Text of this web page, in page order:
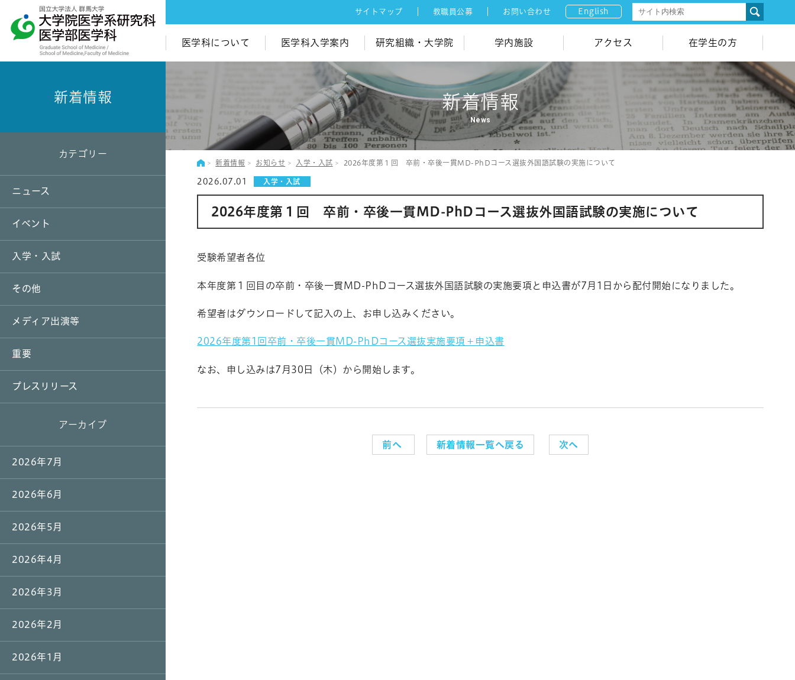
サイトマップ 教職員公募 お問い合わせ English
医学科について 医学科入学案内 研究組織・大学院 学内施設 アクセス 在学生の方
新着情報
カテゴリー
ニュース
イベント
入学・入試
その他
メディア出演等
重要
プレスリリース
アーカイブ
2026年7月
2026年6月
2026年5月
2026年4月
2026年3月
2026年2月
2026年1月
新着情報
News
新着情報 お知らせ 入学・入試 2026年度第１回 卒前・卒後一貫MD-PhDコース選抜外国語試験の実施について
2026.07.01 入学・入試
2026年度第１回 卒前・卒後一貫MD-PhDコース選抜外国語試験の実施について
受験希望者各位
本年度第１回目の卒前・卒後一貫MD-PhDコース選抜外国語試験の実施要項と申込書が7月1日から配付開始になりました。
希望者はダウンロードして記入の上、お申し込みください。
2026年度第1回卒前・卒後一貫MD-PhDコース選抜実施要項＋申込書
なお、申し込みは7月30日（木）から開始します。
前へ 新着情報一覧へ戻る 次へ